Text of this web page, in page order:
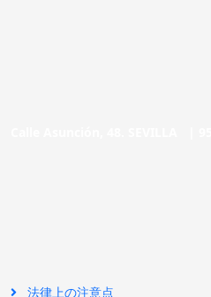
法律上の注意点